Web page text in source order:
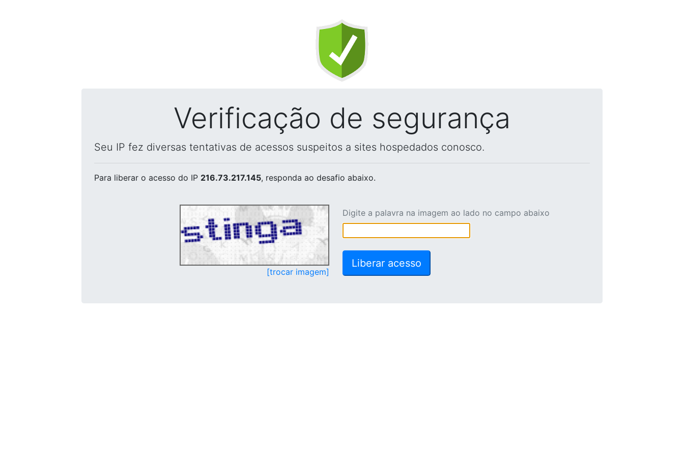
Verificação de segurança
Seu IP fez diversas tentativas de acessos suspeitos a sites hospedados conosco.
Para liberar o acesso do IP 216.73.217.145, responda ao desafio abaixo.
[trocar imagem]
Digite a palavra na imagem ao lado no campo abaixo